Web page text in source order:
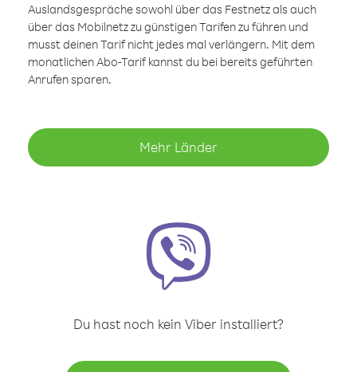
Auslandsgespräche sowohl über das Festnetz als auch
über das Mobilnetz zu günstigen Tarifen zu führen und
musst deinen Tarif nicht jedes mal verlängern. Mit dem
monatlichen Abo-Tarif kannst du bei bereits geführten
Anrufen sparen.
Mehr Länder
Du hast noch kein Viber installiert?